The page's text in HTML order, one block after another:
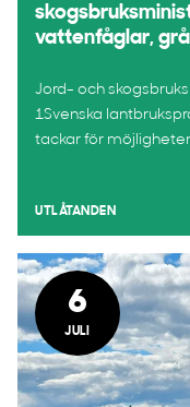
vattenfåglar,
Jord- och
1Svenska
tackar för
UTLÅTANDEN
6
JULI